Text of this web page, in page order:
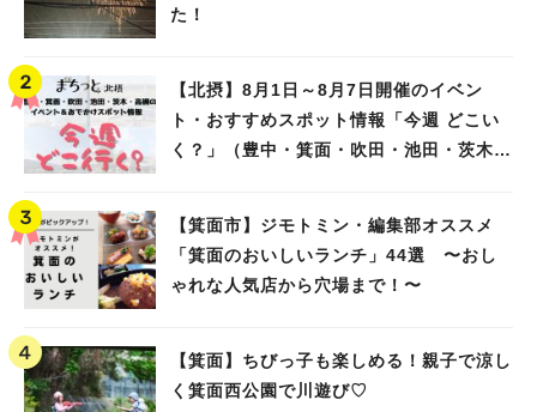
た！
【北摂】8月1日～8月7日開催のイベン
ト・おすすめスポット情報「今週 どこい
く？」（豊中・箕面・吹田・池田・茨木・
【箕面市】ジモトミン・編集部オススメ
「箕面のおいしいランチ」44選 〜おし
ゃれな人気店から穴場まで！〜
【箕面】ちびっ子も楽しめる！親子で涼し
く箕面西公園で川遊び♡